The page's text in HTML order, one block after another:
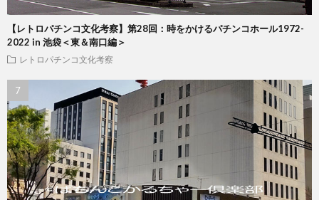
【レトロパチンコ文化考察】第28回：時をかけるパチンコホール1972-
2022 in 池袋＜東＆南口編＞
レトロパチンコ文化考察